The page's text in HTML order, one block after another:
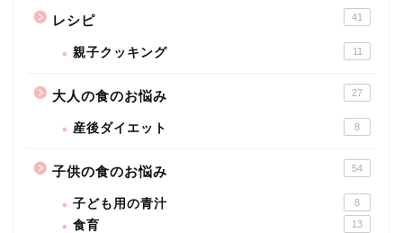
レシピ 41
親子クッキング 11
大人の食のお悩み 27
産後ダイエット 8
子供の食のお悩み 54
子ども用の青汁 8
食育 13